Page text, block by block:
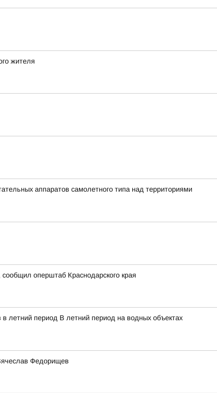
жителя
аппаратов самолетного типа над территориями
оперштаб Краснодарского края
летний период В летний период на водных объектах
Федорищев